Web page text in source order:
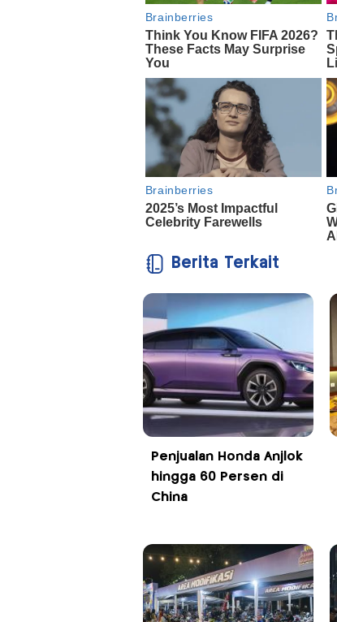
Berita Terkait
Penjualan Honda Anjlok
hingga 60 Persen di
China